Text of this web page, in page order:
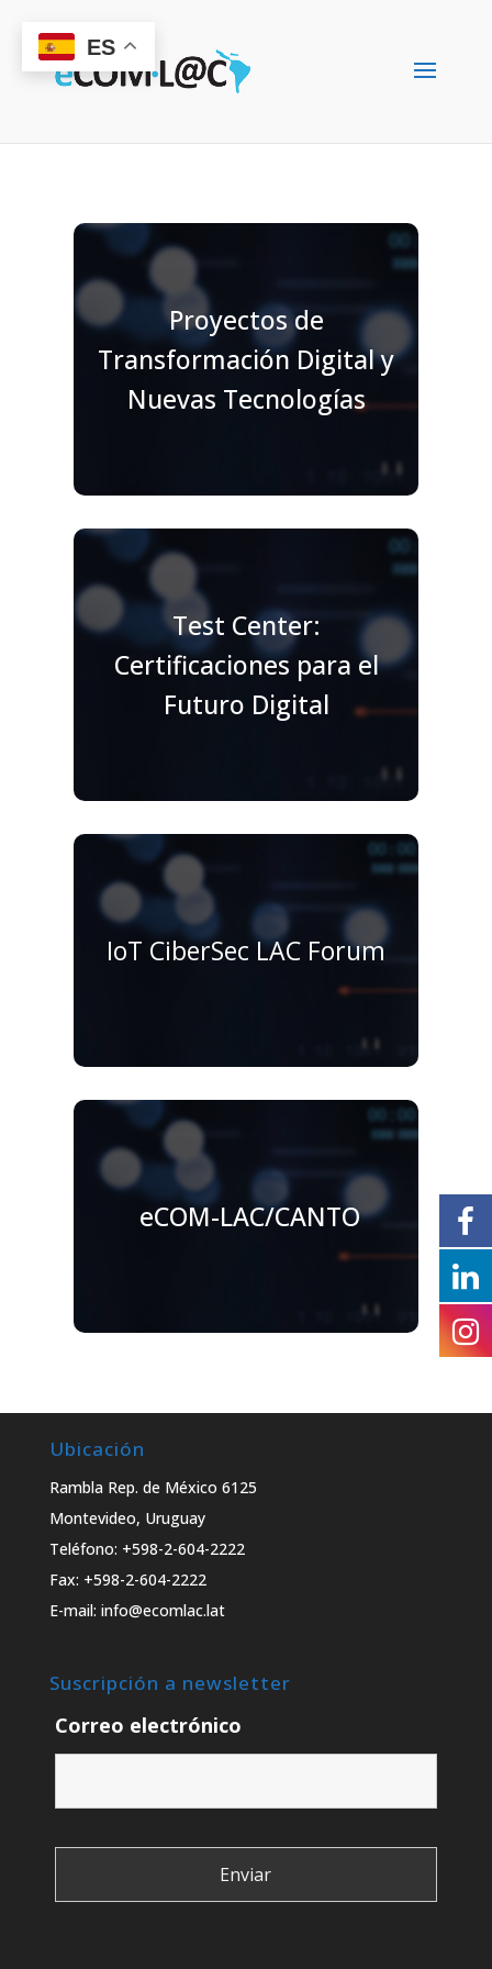
Proyectos de
Transformación Digital y
Nuevas Tecnologías
Test Center:
Certificaciones para el
Futuro Digital
IoT CiberSec LAC Forum
eCOM-LAC/CANTO
Ubicación
Rambla Rep. de México 6125
Montevideo, Uruguay
Teléfono: +598-2-604-2222
Fax: +598-2-604-2222
E-mail: info@ecomlac.lat
Suscripción a newsletter
Correo electrónico
ES